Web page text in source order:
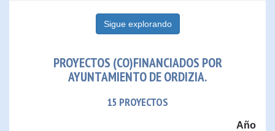
Sigue explorando
PROYECTOS (CO)FINANCIADOS POR
AYUNTAMIENTO DE ORDIZIA.
15 PROYECTOS
Año